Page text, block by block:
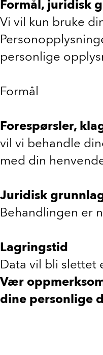
Formål, juridisk
Vi vil kun bruke
personlige
Formål
Forespørsler,
vil vi behandle
med din
Juridisk
Behandlingen er
Lagringstid
Data vil bli slettet
Vær
dine personlige